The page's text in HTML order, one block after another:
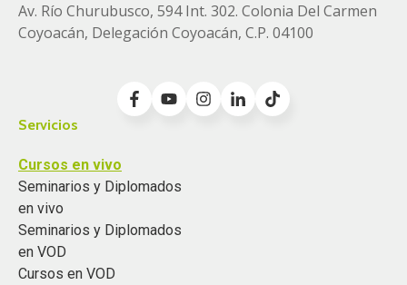
Av. Río Churubusco, 594 Int. 302. Colonia Del Carmen
Coyoacán, Delegación Coyoacán, C.P. 04100
Servicios
Cursos en vivo
Seminarios y Diplomados
en vivo
Seminarios y Diplomados
en VOD
Cursos en VOD